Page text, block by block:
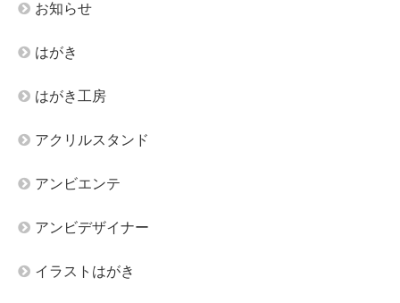
お知らせ
はがき
はがき工房
アクリルスタンド
アンビエンテ
アンビデザイナー
イラストはがき